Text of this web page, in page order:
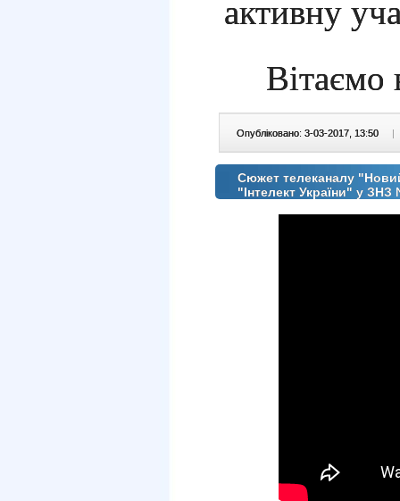
активну
Вітаємо
Опубліковано: 3-03-2017, 13:50 |
Сюжет телеканалу
"Інтелект України" у